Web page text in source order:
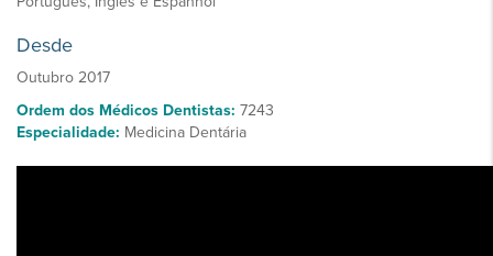
Desde
Outubro 2017
Ordem dos Médicos Dentistas: 7243
Especialidade: Medicina Dentária